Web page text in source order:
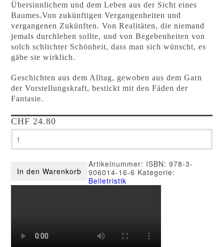
Übersinnlichem und dem Leben aus der Sicht eines
Baumes.Von zukünftigen Vergangenheiten und
vergangenen Zukünften. Von Realitäten, die niemand
jemals durchleben sollte, und von Begebenheiten von
solch schlichter Schönheit, dass man sich wünscht, es
gäbe sie wirklich.
Geschichten aus dem Alltag, gewoben aus dem Garn
der Vorstellungskraft, bestickt mit den Fäden der
Fantasie.
CHF 24.80
Stefan
Stergiannis
-
andere
Ort
Menge
In den Warenkorb
Artikelnummer: ISBN: 978-3-
906014-16-6 Kategorie:
Belletristik